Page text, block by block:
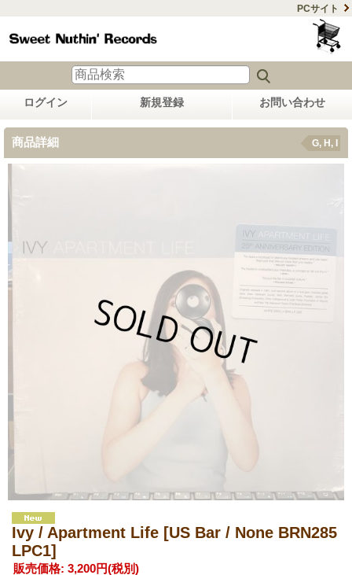
PCサイト
ログイン 新規登録 お問い合わせ
商品詳細 G, H, I
Ivy / Apartment Life [US Bar / None BRN285
LPC1]
販売価格: 3,200円(税別)